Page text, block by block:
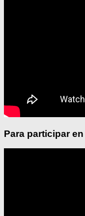
Para participar